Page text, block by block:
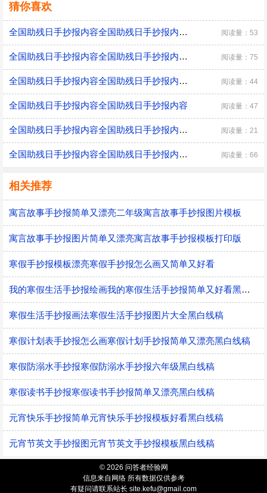
猜你喜欢
全国助残日手抄报内容全国助残日手抄报内容画法 阅读量：53
全国助残日手抄报内容全国助残日手抄报内容画法 阅读量：75
全国助残日手抄报内容全国助残日手抄报内容画法 阅读量：44
全国助残日手抄报内容全国助残日手抄报内容 阅读量：47
全国助残日手抄报内容全国助残日手抄报内容画法 阅读量：21
全国助残日手抄报内容全国助残日手抄报内容画法 阅读量：66
相关推荐
寓言故事手抄报简单又漂亮二年级寓言故事手抄报图片模板
寓言故事手抄报图片简单又漂亮寓言故事手抄报模板打印版
寒假手抄报模板漂亮寒假手抄报怎么画又简单又好看
我的寒假生活手抄报绘画我的寒假生活手抄报简单又好看黑白线稿
寒假生活手抄报画法寒假生活手抄报图片大全黑白线稿
寒假计划表手抄报怎么画寒假计划手抄报简单又漂亮黑白线稿
寒假防溺水手抄报寒假防溺水手抄报六年级黑白线稿
寒假读书手抄报寒假读书手抄报简单又漂亮黑白线稿
元宵快乐手抄报简单元宵快乐手抄报模板好看黑白线稿
元宵节英文手抄报图元宵节英文手抄报模板黑白线稿
© 2026 问答者经验网
信息来自网络 所有数据仅供参考
有疑问请联系站长 site.kefu@gmail.com